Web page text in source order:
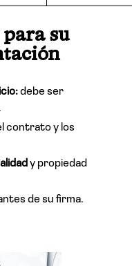
su
debe ser
contrato y los
y propiedad
de su firma.